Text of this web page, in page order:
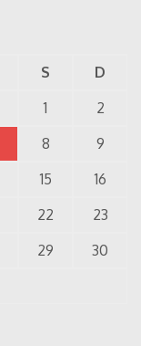
S
D
1
2
8
9
15
16
22
23
29
30